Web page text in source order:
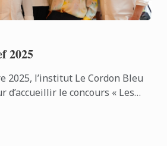
2025
2025, l’institut Le Cordon Bleu
d’accueillir le concours « Les